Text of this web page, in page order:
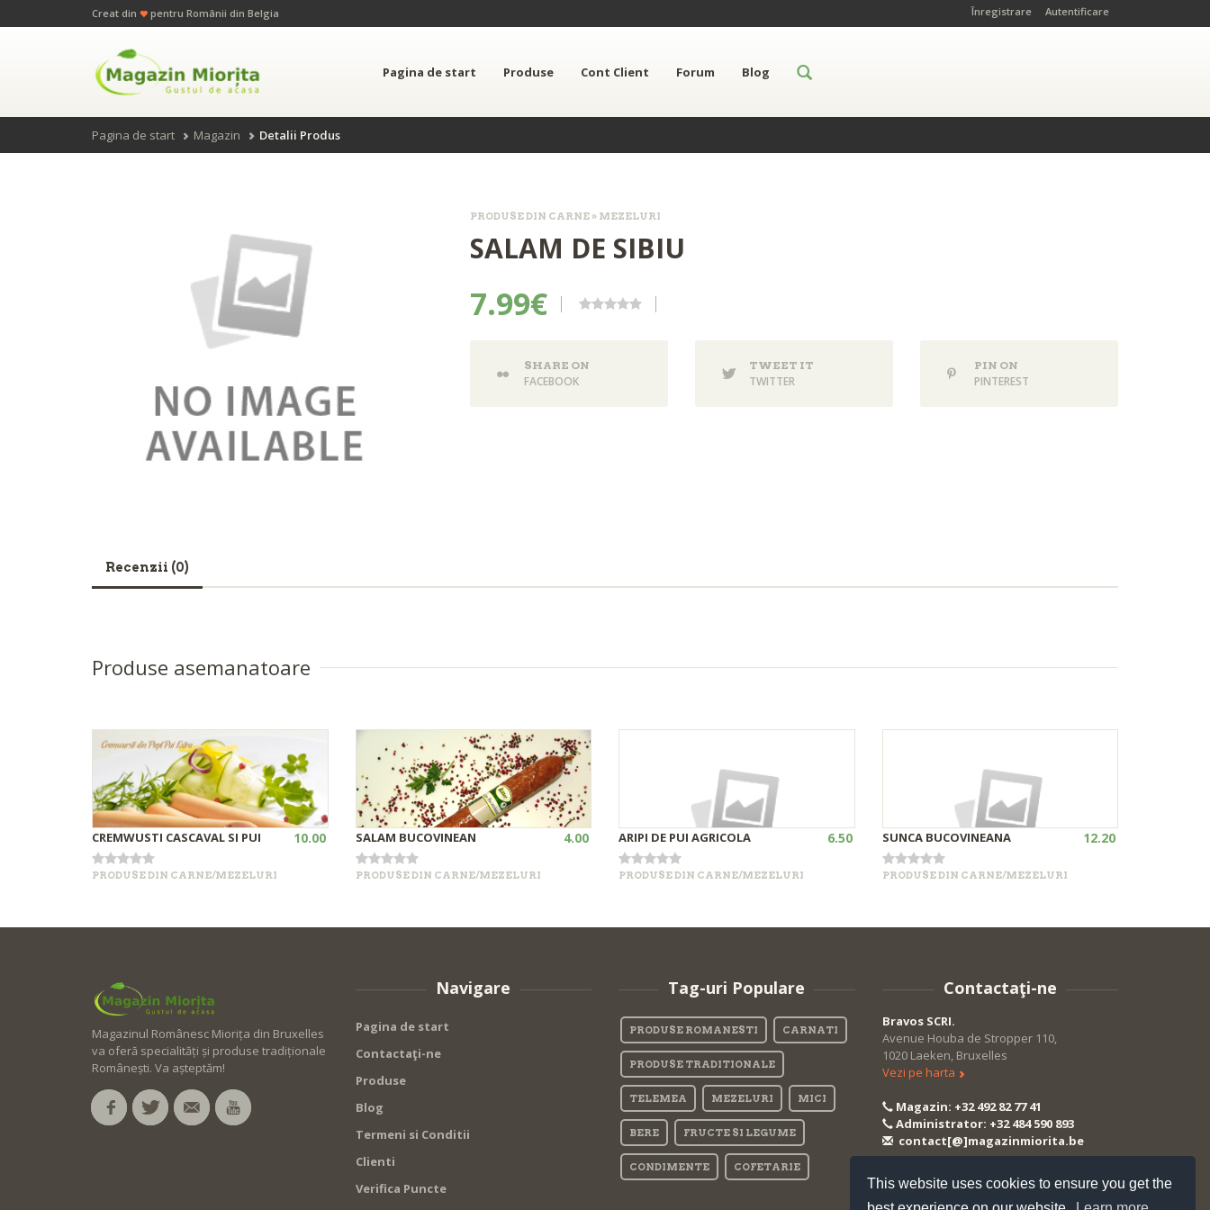
This website uses cookies to ensure you get the
Creat din pentru Românii din Belgia Înregistrare Autentificare
Pagina de start Produse Cont Client Forum Blog
Pagina de start Magazin Detalii Produs
PRODUSE DIN CARNE » MEZELURI
SALAM DE SIBIU
7.99€
SHARE ON
FACEBOOK
TWEET IT
TWITTER
PIN ON
PINTEREST
Recenzii (0)
Produse asemanatoare
+
• Out of stock
CREMWUSTI CASCAVAL SI PUI 10.00
PRODUSE DIN CARNE/MEZELURI • Out of stock
SALAM BUCOVINEAN 4.00
PRODUSE DIN CARNE/MEZELURI
ARIPI DE PUI AGRICOLA 6.50
PRODUSE DIN CARNE/MEZELURI
SUNCA BUCOVINEANA 12.20
PRODUSE DIN CARNE/MEZELURI
Magazinul Românesc Miorița din Bruxelles
va oferă specialități și produse tradiționale
Românești. Va așteptăm!
Navigare
Pagina de start
Contactaţi-ne
Produse
Blog
Termeni si Conditii
Clienti
Verifica Puncte
Tag-uri Populare
PRODUSE ROMANESTI CARNATI
PRODUSE TRADITIONALE
TELEMEA MEZELURI MICI
BERE FRUCTE SI LEGUME
CONDIMENTE COFETARIE
Contactaţi-ne
Bravos SCRI.
Avenue Houba de Stropper 110,
1020 Laeken, Bruxelles
Vezi pe harta
Magazin: +32 492 82 77 41
Administrator: +32 484 590 893
contact[@]magazinmiorita.be